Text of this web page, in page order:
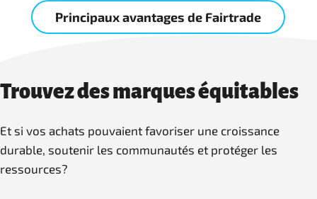
Principaux avantages de Fairtrade
Trouvez des marques équitables
Et si vos achats pouvaient favoriser une croissance
durable, soutenir les communautés et protéger les
ressources?